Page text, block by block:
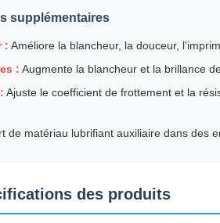
supplémentaires
: Améliore la blancheur, la douceur,
: Augmente la blancheur et la brillance
Ajuste le coefficient de frottement et la
de matériau lubrifiant auxiliaire dans des
des produits